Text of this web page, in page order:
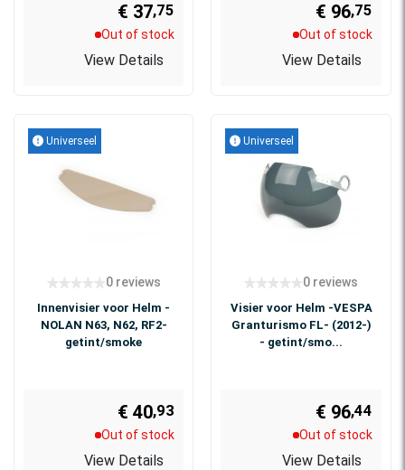
€ 37,75
Out of stock
View Details
€ 96,75
Out of stock
View Details
Universeel
0 reviews
Innenvisier voor Helm -
NOLAN N63, N62, RF2-
getint/smoke
€ 40,93
Out of stock
View Details
Universeel
0 reviews
Visier voor Helm -VESPA
Granturismo FL- (2012-)
- getint/smo...
€ 96,44
Out of stock
View Details